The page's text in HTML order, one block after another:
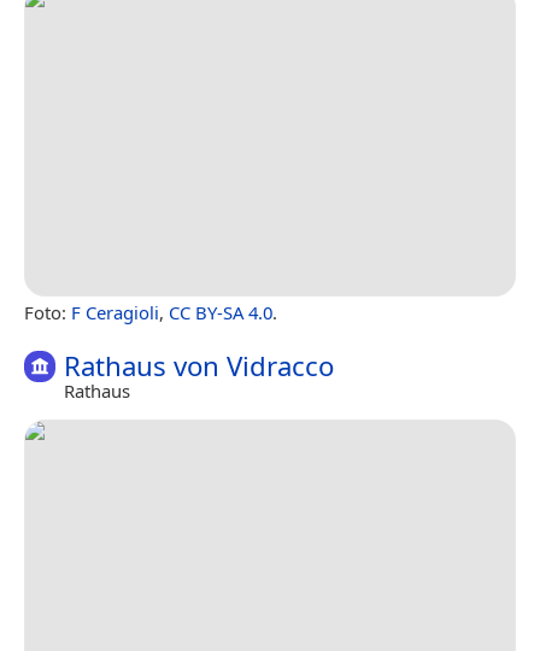
Foto: F Ceragioli, CC BY-SA 4.0.
Rathaus von Vidracco
Rathaus